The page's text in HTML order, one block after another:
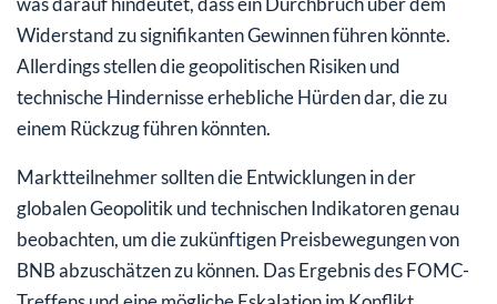
Widerstand zu signifikanten Gewinnen führen könnte.
Allerdings stellen die geopolitischen Risiken und
technische Hindernisse erhebliche Hürden dar, die zu
einem Rückzug führen könnten.
Marktteilnehmer sollten die Entwicklungen in der
globalen Geopolitik und technischen Indikatoren genau
beobachten, um die zukünftigen Preisbewegungen von
BNB abzuschätzen zu können. Das Ergebnis des FOMC-